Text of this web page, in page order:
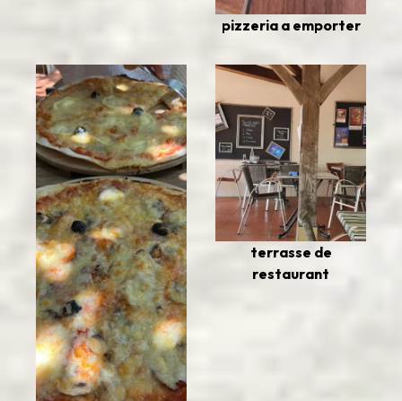
pizzeria a emporter
terrasse de
restaurant